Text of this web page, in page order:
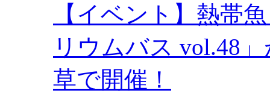
【イベント】熱帯
リウムバス vol.48
草で開催！